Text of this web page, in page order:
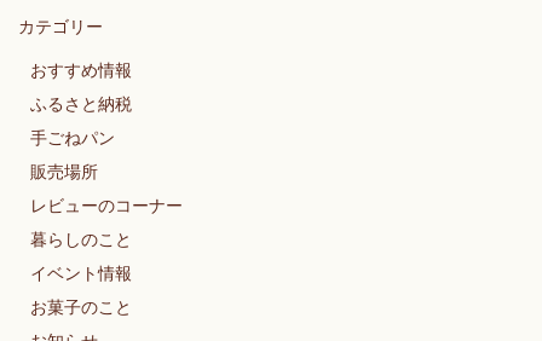
カテゴリー
おすすめ情報
ふるさと納税
手ごねパン
販売場所
レビューのコーナー
暮らしのこと
イベント情報
お菓子のこと